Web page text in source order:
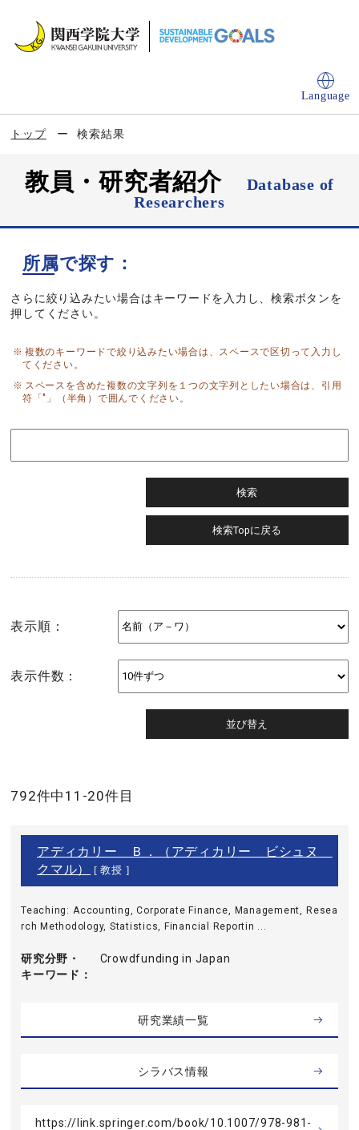
Language
トップ 検索結果
教員・研究者紹介
Database of
Researchers
所属で探す：
さらに絞り込みたい場合はキーワードを入力し、検索ボタンを
押してください。
複数のキーワードで絞り込みたい場合は、スペースで区切って入力し
てください。
スペースを含めた複数の文字列を１つの文字列としたい場合は、引用
符「"」（半角）で囲んでください。
表示順：
表示件数：
792件中11-20件目
アディカリー Ｂ．（アディカリー ビシュヌ
クマル）
[ 教授 ]
Teaching: Accounting, Corporate Finance, Management, Resea
rch Methodology, Statistics, Financial Reportin ...
研究分野・
キーワード
Crowdfunding in Japan
研究業績一覧
シラバス情報
https://link.springer.com/book/10.1007/978-981-